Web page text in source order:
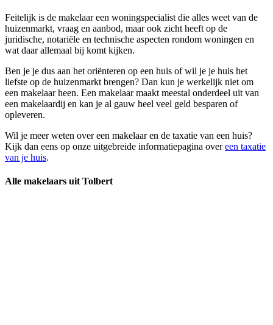
Feitelijk is de makelaar een woningspecialist die alles weet van de
huizenmarkt, vraag en aanbod, maar ook zicht heeft op de
juridische, notariële en technische aspecten rondom woningen en
wat daar allemaal bij komt kijken.
Ben je je dus aan het oriënteren op een huis of wil je je huis het
liefste op de huizenmarkt brengen? Dan kun je werkelijk niet om
een makelaar heen. Een makelaar maakt meestal onderdeel uit van
een makelaardij en kan je al gauw heel veel geld besparen of
opleveren.
Wil je meer weten over een makelaar en de taxatie van een huis?
Kijk dan eens op onze uitgebreide informatiepagina overeen taxatie
van je huis.
Alle makelaars uit Tolbert